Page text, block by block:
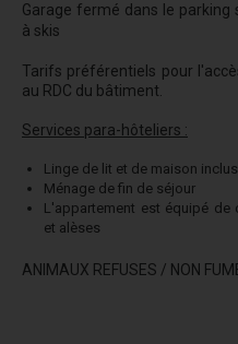
Garage fermé dans le parking
à skis
Tarifs préférentiels pour
au RDC du bâtiment.
Services para-hôteliers :
Linge de lit et de maison inclus
Ménage de fin de séjour
L'appartement est équipé de
et alèses
ANIMAUX REFUSES / NON